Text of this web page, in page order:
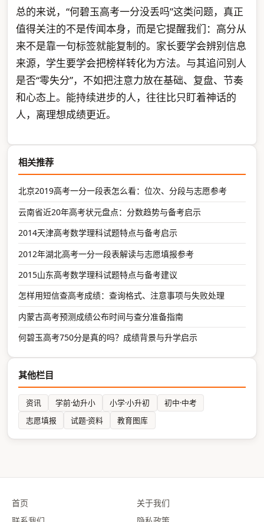
总的来说，“何碧玉高考一分没丢吗”这类问题，真正
值得关注的不是传闻本身，而是它提醒我们：高分从
来不是靠一句标签就能复制的。家长要学会辨别信息
来源，学生要学会把榜样转化为方法。与其追问别人
是否“零失分”，不如把注意力放在基础、复盘、节奏
和心态上。能持续进步的人，往往比只盯着神话的
人，离理想成绩更近。
相关推荐
北京2019高考一分一段表怎么看：位次、分段与志愿参考
云南省近20年高考状元盘点：分数趋势与备考启示
2014天津高考数学理科试题特点与备考启示
2012年湖北高考一分一段表解读与志愿填报参考
2015山东高考数学理科试题特点与备考建议
怎样用短信查高考成绩：查询格式、注意事项与失败处理
内蒙古高考预测成绩公布时间与查分准备指南
何碧玉高考750分是真的吗？成绩背景与升学启示
其他栏目
资讯 学前·幼升小 小学·小升初
初中·中考
志愿填报
试题·资料 教育图库
首页
关于我们